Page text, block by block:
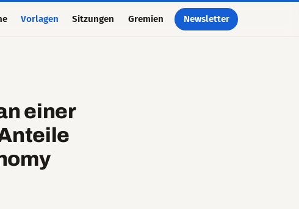
Vorlagen Sitzungen Gremien Newsletter
einer